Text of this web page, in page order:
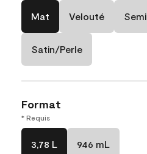
Mat Velouté
Satin/Perle
Format
* Requis
3,78 L 946 mL